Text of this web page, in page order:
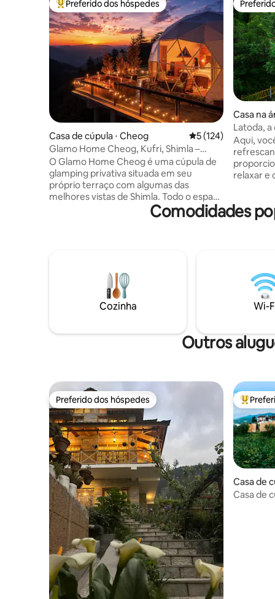
Entre os melhores preferidos dos hóspedes
Preferido dos hóspedes
Casa de cúpula ⋅ Cheog 5 de uma avaliação
5 (124)
Glamo Home Cheog, Kufri, Shimla –
acomodação privativa
O Glamo Home Cheog é uma cúpula de
glamping privativa situada em seu
próprio terraço com algumas das
melhores vistas de Shimla. Todo o espaço
fica exclusivamente seu quando você
reserva, oferecendo total privacidade e
mesa e uma área de fogueira, tudo para
seu uso pessoal. A cúpula está localizada
em um terraço elevado, para que você
possa desfrutar de vistas deslumbrantes
enquanto ninguém pode ver o seu
Casa na
Latoda, a
de
Aqui,
relaxar e
árvore!
iguarias
se a nós
orgânica
Comodidades
Cozinha Wi-
Outros
Preferido dos hóspedes
Preferido dos hóspedes Entre
Casa de
Casa de